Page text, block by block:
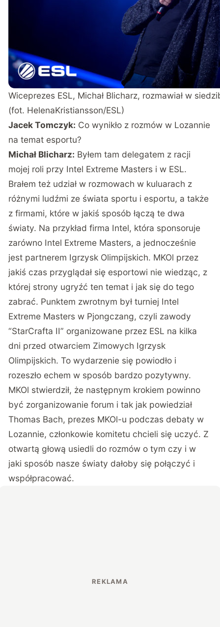
Wiceprezes ESL, Michał Blicharz, rozmawiał w
(fot. HelenaKristiansson/ESL)
Jacek Tomczyk: Co wynikło z rozmów w Lozannie
na temat esportu?
Michał Blicharz: Byłem tam delegatem z racji
mojej roli przy Intel Extreme Masters i w ESL.
Brałem też udział w rozmowach w kuluarach z
różnymi ludźmi ze świata sportu i esportu, a także
z firmami, które w jakiś sposób łączą te dwa
światy. Na przykład firma Intel, która sponsoruje
zarówno Intel Extreme Masters, a jednocześnie
jest partnerem Igrzysk Olimpijskich. MKOl przez
jakiś czas przyglądał się esportowi nie wiedząc, z
której strony ugryźć ten temat i jak się do tego
zabrać. Punktem zwrotnym był turniej Intel
Extreme Masters w Pjongczang, czyli zawody
“StarCrafta II” organizowane przez ESL na kilka
dni przed otwarciem Zimowych Igrzysk
Olimpijskich. To wydarzenie się powiodło i
rozeszło echem w sposób bardzo pozytywny.
MKOl stwierdził, że następnym krokiem powinno
być zorganizowanie forum i tak jak powiedział
Thomas Bach, prezes MKOl-u podczas debaty w
Lozannie, członkowie komitetu chcieli się uczyć. Z
otwartą głową usiedli do rozmów o tym czy i w
jaki sposób nasze światy dałoby się połączyć i
współpracować.